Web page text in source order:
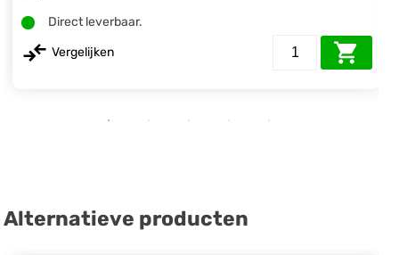
Direct leverbaar.
Vergelijken
Alternatieve producten